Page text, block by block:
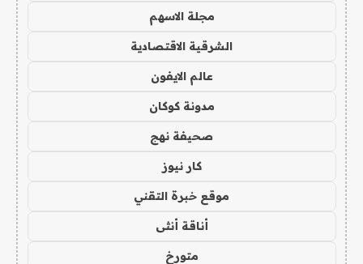
مجلة الاسهم
الشرقية الاقتصادية
عالم الايفون
مدونة كوكان
صحيفة نهج
كار نيوز
موقع خبرة التقني
أناقة أنثى
متورخ